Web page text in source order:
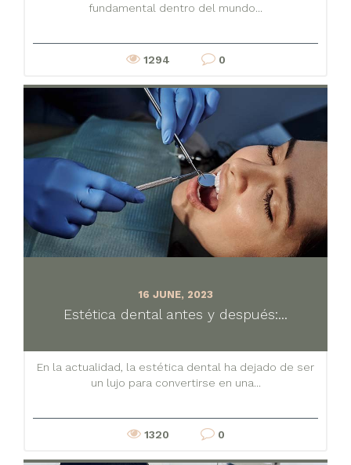
fundamental dentro del mundo...
1294 0
16 JUNE, 2023
Estética dental antes y después:...
En la actualidad, la estética dental ha dejado de ser
un lujo para convertirse en una...
1320 0